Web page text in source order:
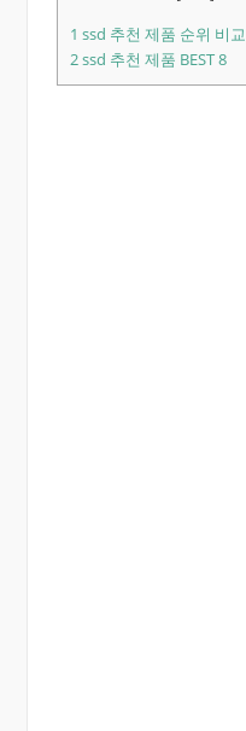
1 ssd 추천 제품 순위 비교
2ssd 추천 제품 BEST 8